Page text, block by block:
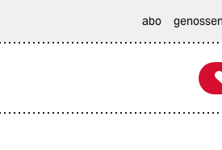
abo